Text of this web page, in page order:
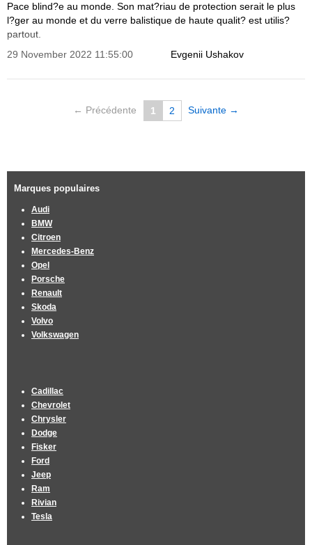
Pace blind?e au monde. Son mat?riau de protection serait le plus
l?ger au monde et du verre balistique de haute qualit? est utilis?
partout.
Evgenii Ushakov
29 November 2022 11:55:00
← Précédente 1 2 Suivante →
Marques populaires
Audi
BMW
Citroen
Mercedes-Benz
Opel
Porsche
Renault
Skoda
Volvo
Volkswagen
Cadillac
Chevrolet
Chrysler
Dodge
Fisker
Ford
Jeep
Ram
Rivian
Tesla